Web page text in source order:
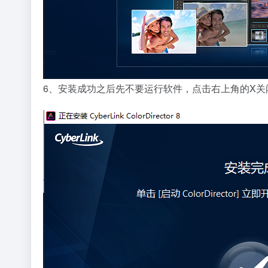
6、安装成功之后先不要运行软件，点击右上角的X关